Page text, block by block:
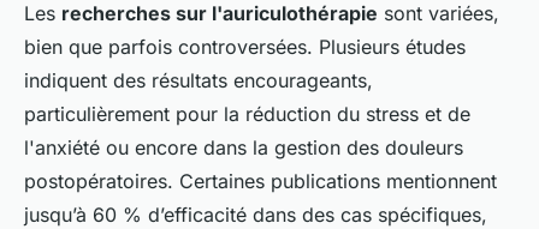
Les recherches sur l'auriculothérapie sont variées,
bien que parfois controversées. Plusieurs études
indiquent des résultats encourageants,
particulièrement pour la réduction du stress et de
l'anxiété ou encore dans la gestion des douleurs
postopératoires. Certaines publications mentionnent
jusqu’à 60 % d’efficacité dans des cas spécifiques,